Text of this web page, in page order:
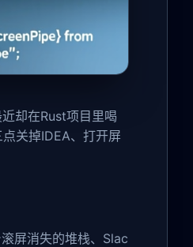
却在Rust项目里喝
关掉IDEA、打开屏
屏消失的堆栈、Slac